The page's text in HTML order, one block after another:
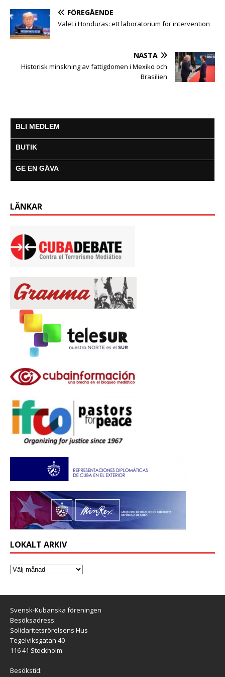
FÖREGÅENDE
Valet i Honduras: ett laboratorium för intervention
NÄSTA
Historisk minskning av fattigdomen i Mexiko och
Brasilien
BLI MEDLEM
BUTIK
GE EN GÅVA
LÄNKAR
LOKALT ARKIV
Svensk-Kubanska föreningen
Besöksadress:
Solidaritetsrörelsens Hus
Tegelviksgatan 40
116 41 Stockholm
Besökstid: